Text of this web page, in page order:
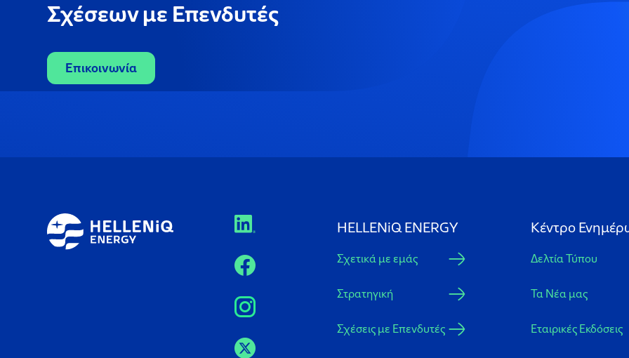
Σχέσεων με Επενδυτές
Επικοινωνία
HELLENiQ ENERGY
Σχετικά με εμάς
Στρατηγική
Σχέσεις με Επενδυτές
Κέντρο
Δελτία Τύπου
Τα Νέα μας
Εταιρικές Εκδόσεις